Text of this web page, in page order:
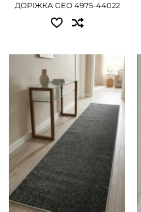
4.00 - 4050 грн
ДОРІЖКА GEO 4975-44022
Доступні розміри:
0.80 - 585 грн
1.00 - 720 грн
1.20 - 810 грн
1.50 - 1080 грн
1.80 - 1260 грн
2.00 - 1350 грн